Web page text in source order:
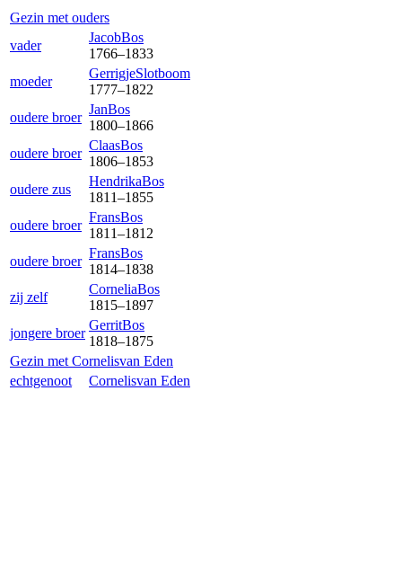
Gezin met ouders
vader
JacobBos
1766–1833
moeder
GerrigjeSlotboom
1777–1822
oudere broer
JanBos
1800–1866
oudere broer
ClaasBos
1806–1853
oudere zus
HendrikaBos
1811–1855
oudere broer
FransBos
1811–1812
oudere broer
FransBos
1814–1838
zij zelf
CorneliaBos
1815–1897
jongere broer
GerritBos
1818–1875
Gezin met Cornelisvan Eden
echtgenoot
Cornelisvan Eden